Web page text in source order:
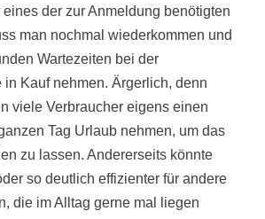
der zur Anmeldung benötigten
man nochmal wiederkommen und
Wartezeiten bei der
Kauf nehmen. Ärgerlich, denn
viele Verbraucher eigens einen
Tag Urlaub nehmen, um das
zu lassen. Andererseits könnte
so deutlich effizienter für andere
die im Alltag gerne mal liegen